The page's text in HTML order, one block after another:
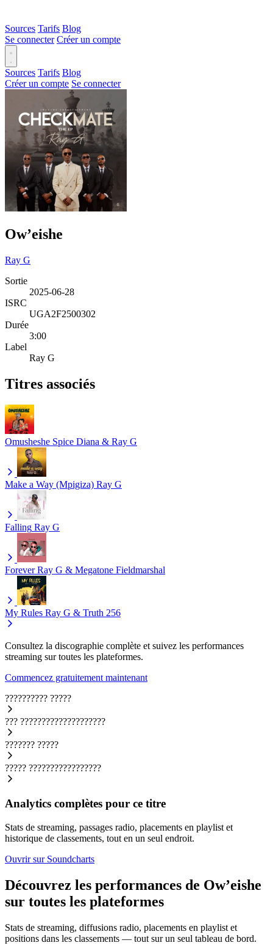
Sources Tarifs Blog
Se connecter Créer un compte
Sources Tarifs Blog
Créer un compte Se connecter
Ow’eishe
Ray G
Sortie
2025-06-28
ISRC
UGA2F2500302
Durée
3:00
Label
Ray G
Titres associés
Omusheshe Spice Diana & Ray G
Make a Way (Mpigiza) Ray G
Falling Ray G
Forever Ray G & Megatone Fieldmarshal
My Rules Ray G & Truth 256
Consultez la discographie complète et suivez les performances
streaming sur toutes les plateformes.
Commencez gratuitement maintenant
?????????? ?????
??? ????????????????????
??????? ?????
????? ?????????????????
Analytics complètes pour ce titre
Stats de streaming, passages radio, placements en playlist et
historique de classements, tout en un seul endroit.
Ouvrir sur Soundcharts
Découvrez les performances de Ow’eishe
sur toutes les plateformes
Stats de streaming, diffusions radio, placements en playlist et
positions dans les classements — tout sur un seul tableau de bord.